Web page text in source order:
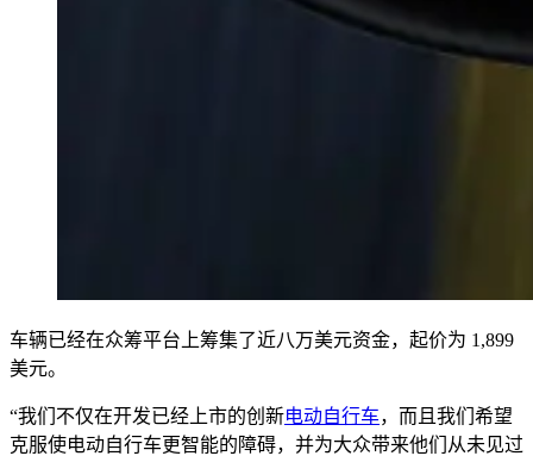
车辆已经在众筹平台上筹集了近八万美元资金，起价为 1,899
美元。
“我们不仅在开发已经上市的创新电动自行车，而且我们希望
克服使电动自行车更智能的障碍，并为大众带来他们从未见过